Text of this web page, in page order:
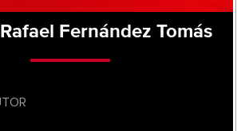
Fernández Tomás